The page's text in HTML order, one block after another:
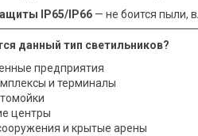
IP65/IP66 — не боится пыли,
данный тип светильников?
предприятия
и терминалы
центры
и крытые арены